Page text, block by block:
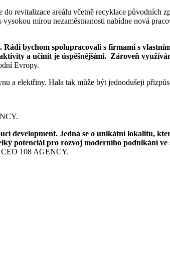
revitalizace areálu včetně recyklace původních
mírou nezaměstnanosti nabídne nová
bychom spolupracovali s firmami s
a učinit je úspěšnějšími. Zároveň
Evropy.
a elektřiny. Hala tak může být jednodušeji
development. Jedná se o unikátní lokalitu,
potenciál pro rozvoj moderního podnikání
108 AGENCY.